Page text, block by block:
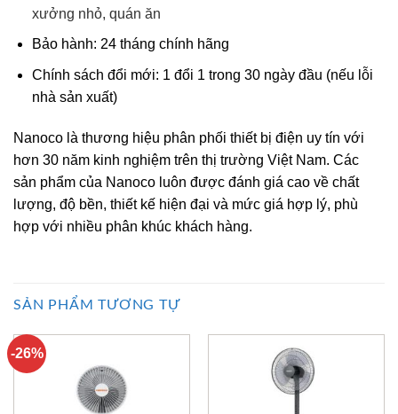
xưởng nhỏ, quán ăn
Bảo hành: 24 tháng chính hãng
Chính sách đổi mới: 1 đổi 1 trong 30 ngày đầu (nếu lỗi
nhà sản xuất)
Nanoco là thương hiệu phân phối thiết bị điện uy tín với
hơn 30 năm kinh nghiệm trên thị trường Việt Nam. Các
sản phẩm của Nanoco luôn được đánh giá cao về chất
lượng, độ bền, thiết kế hiện đại và mức giá hợp lý, phù
hợp với nhiều phân khúc khách hàng.
SẢN PHẨM TƯƠNG TỰ
-26%